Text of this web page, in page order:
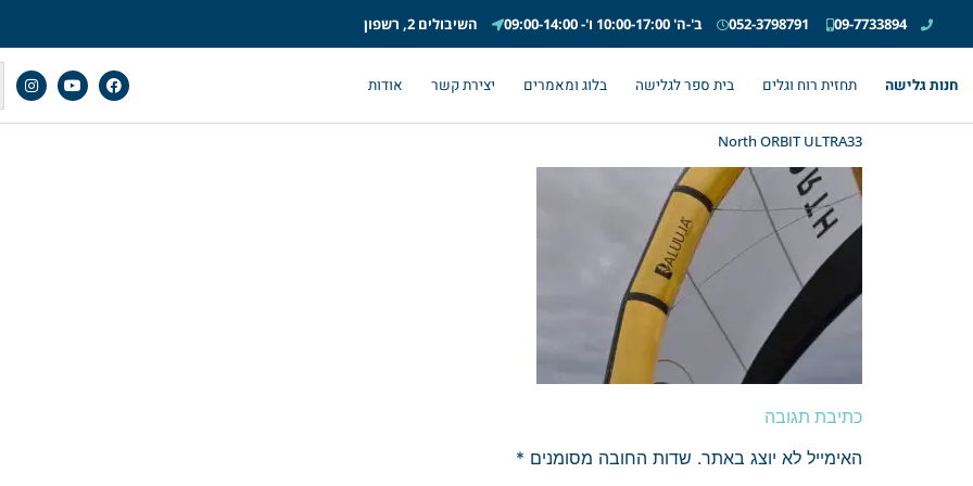
09-7733894
052-3798791 ב'-ה' 10:00-17:00 ו'- 09:00-14:00 השיבולים 2, רשפון
חנות גלישה תחזית רוח וגלים בית ספר לגלישה בלוג ומאמרים יצירת קשר אודות
North ORBIT ULTRA33
כתיבת תגובה
האימייל לא יוצג באתר. שדות החובה מסומנים *